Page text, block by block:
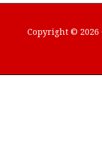
Copyright ©